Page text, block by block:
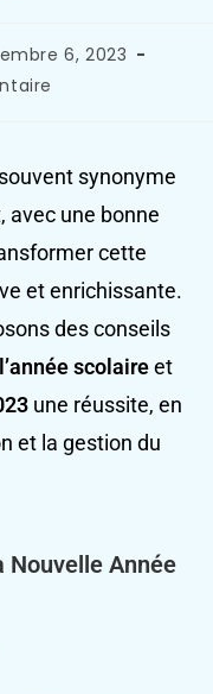
6, 2023
synonyme
avec une bonne
cette
et enrichissante.
des conseils
scolaireet
une réussite, en
et la gestion du
Nouvelle Année